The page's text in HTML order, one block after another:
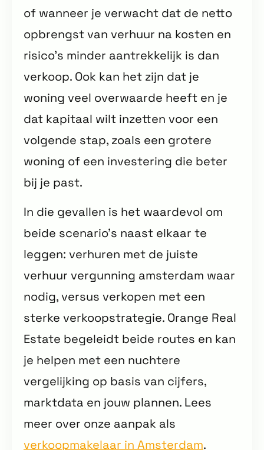
of wanneer je verwacht dat de netto
opbrengst van verhuur na kosten en
risico’s minder aantrekkelijk is dan
verkoop. Ook kan het zijn dat je
woning veel overwaarde heeft en je
dat kapitaal wilt inzetten voor een
volgende stap, zoals een grotere
woning of een investering die beter
bij je past.
In die gevallen is het waardevol om
beide scenario’s naast elkaar te
leggen: verhuren met de juiste
verhuur vergunning amsterdam waar
nodig, versus verkopen met een
sterke verkoopstrategie. Orange Real
Estate begeleidt beide routes en kan
je helpen met een nuchtere
vergelijking op basis van cijfers,
marktdata en jouw plannen. Lees
meer over onze aanpak als
verkoopmakelaar in Amsterdam.